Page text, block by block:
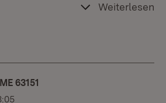
Weiterlesen
63151